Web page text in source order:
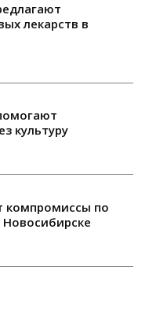
лекарств в
культуру
компромиссы по